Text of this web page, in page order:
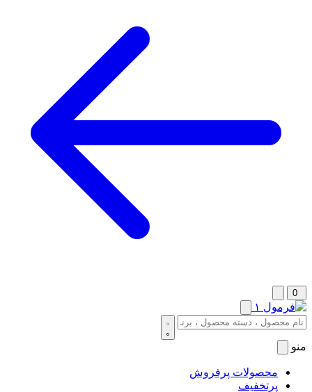
0
منو
محصولات پرفروش
پرتخفیف